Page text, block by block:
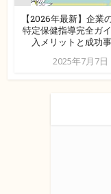
【2026年最新】企業
特定保健指導完全ガ
入メリットと成功
2025年7月7日